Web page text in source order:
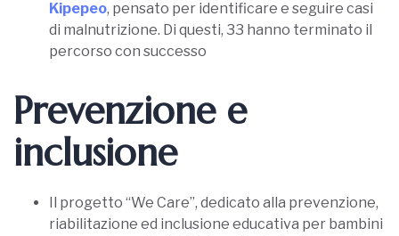
Kipepeo, pensato per identificare e seguire casi
di malnutrizione. Di questi, 33 hanno terminato il
percorso con successo
Prevenzione e
inclusione
Il progetto “We Care”, dedicato alla prevenzione,
riabilitazione ed inclusione educativa per bambini